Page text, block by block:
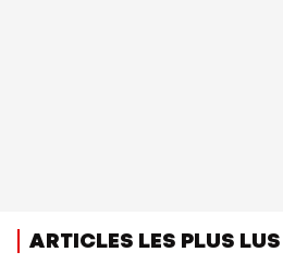
ARTICLES LES PLUS LUS